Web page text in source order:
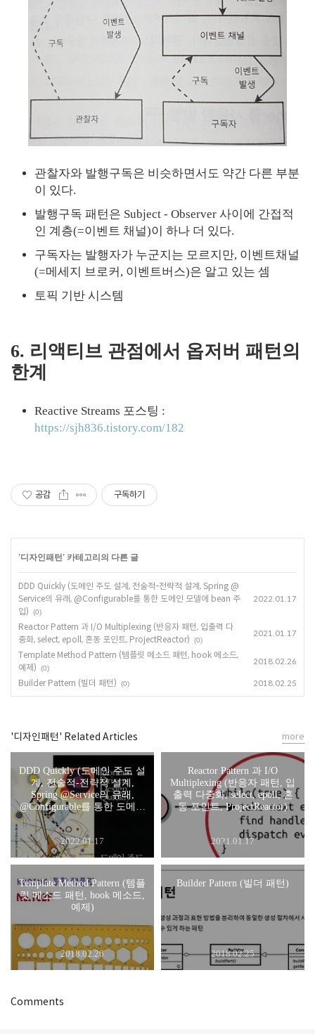
관찰자와 발행구독은 비슷하면서도 약간 다른 부분
이 있다.
발행구독 패턴은 Subject - Observer 사이에 간접적
인 계층(=이벤트 채널)이 하나 더 있다.
구독자는 발행자가 누군지는 모르지만, 이벤트채널
(=메세지 브로커, 이벤트버스)은 알고 있는 셈
토픽 기반 시스템
6. 리액티브 관점에서 옵저버 패턴의
한계
Reactive Streams 포스팅 :
https://sjh836.tistory.com/182
공감 구독하기
'디자인패턴' 카테고리의 다른 글
DDD Quickly (도메인 주도 설계, 전술적-전략적 설계, Spring @
Service의 유래, @Configurable를 통한 도메인 모델에 bean 주
입)
(0)
2022.01.17
Reactor Pattern 과 I/O Multiplexing (반응자 패턴, 입출력 다
중화, select, epoll, 혼동 포인트, ProjectReactor)
(0)
2021.01.17
Template Method Pattern (템플릿 메소드 패턴, hook 메소드,
예제)
(0)
2018.02.26
Builder Pattern (빌더 패턴) (0) 2018.02.25
'디자인패턴' Related Articles
DDD Quickly (도메인 주도 설
계, 전술적-전략적 설계,
Spring @Service의 유래,
@Configurable를 통한 도메인
모델에 bean 주입)
2022.01.17
Reactor Pattern 과 I/O
Multiplexing (반응자 패턴, 입
출력 다중화, select, epoll, 혼
동 포인트, ProjectReactor)
2021.01.17
Template Method Pattern (템플
릿 메소드 패턴, hook 메소드,
예제)
2018.02.26
Builder Pattern (빌더 패턴)
2018.02.25
more
Comments